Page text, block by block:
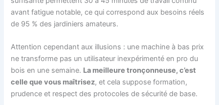
avant fatigue notable, ce qui correspond aux besoins réels
de 95 % des jardiniers amateurs.
Attention cependant aux illusions : une machine à bas prix
ne transforme pas un utilisateur inexpérimenté en pro du
bois en une semaine. La meilleure tronçonneuse, c’est
celle que vous maîtrisez, et cela suppose formation,
prudence et respect des protocoles de sécurité de base.